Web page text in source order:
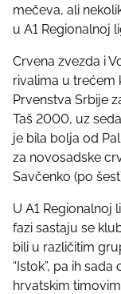
e
t
i
s
p
o
s
t
o
n
:
mečeva, ali
u A1 Regionalnoj
Crvena zvezda i
rivalima u trećem
Prvenstva Srbije
Taš 2000, uz
je bila bolja od
za novosadske
Savčenko (po
U A1 Regionalnoj
fazi sastaju se
bili u različitim
“Istok”, pa ih
hrvatskim